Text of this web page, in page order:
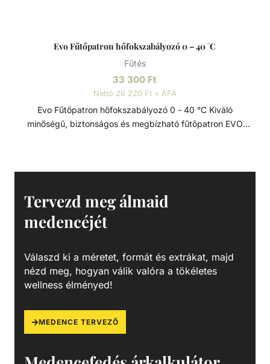
Evo Fűtőpatron hőfokszabályozó 0 – 40 °C
Fűtés
33 300 Ft
Nettó 26 220 Ft + ÁFA
Evo Fűtőpatron hőfokszabályozó 0 - 40 °C Kiváló
minőségű, biztonságos és megbízható fűtőpatron EVO
Tervezd meg álmaid
medencéjét
Válaszd ki a méretet, formát és extrákat, majd
nézd meg, hogyan válik valóra a tökéletes
wellness élményed!
MEDENCE TERVEZŐ